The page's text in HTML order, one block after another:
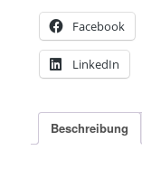
Facebook
LinkedIn
Beschreibung